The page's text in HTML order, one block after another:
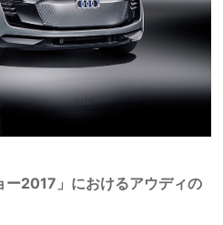
ー2017」におけるアウディの